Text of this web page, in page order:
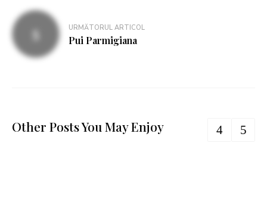
URMĂTORUL ARTICOL
Pui Parmigiana
Other Posts You May Enjoy